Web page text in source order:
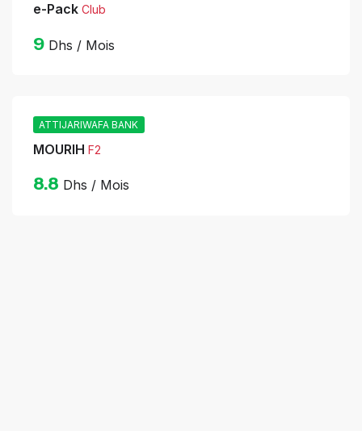
e-Pack Club
9Dhs / Mois
ATTIJARIWAFA BANK
MOURIH F2
8.8 Dhs / Mois